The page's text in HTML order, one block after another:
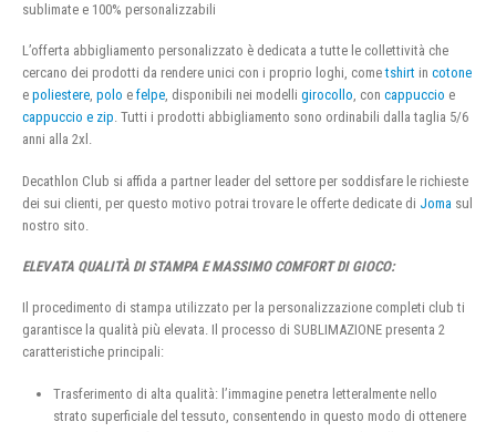
sublimate e 100% personalizzabili
L’offerta abbigliamento personalizzato è dedicata a tutte le collettività che
cercano dei prodotti da rendere unici con i proprio loghi, cometshirt in cotone
e poliestere, polo e felpe, disponibili nei modelli girocollo, con cappuccio e
cappuccio e zip. Tutti i prodotti abbigliamento sono ordinabili dalla taglia 5/6
anni alla 2xl.
Decathlon Club si affida a partner leader del settore per soddisfare le richieste
dei sui clienti, per questo motivo potrai trovare le offerte dedicate di Joma sul
nostro sito.
ELEVATA QUALITÀ DI STAMPA E MASSIMO COMFORT DI GIOCO:
Il procedimento di stampa utilizzato per la personalizzazione completi club ti
garantisce la qualità più elevata. Il processo di SUBLIMAZIONE presenta 2
caratteristiche principali:
Trasferimento di alta qualità: l’immagine penetra letteralmente nello
strato superficiale del tessuto, consentendo in questo modo di ottenere